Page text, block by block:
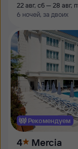
22 авг, сб — 28 авг,
6 ночей, за двоих
Рекомендуем
4 Mercia